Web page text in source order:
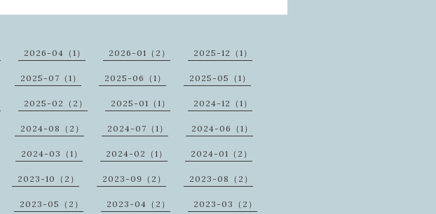
2026-04（1） 2026-01（2） 2025-12（1）
2025-07（1） 2025-06（1） 2025-05（1）
2025-02（2） 2025-01（1） 2024-12（1）
2024-08（2） 2024-07（1） 2024-06（1）
2024-03（1） 2024-02（1） 2024-01（2）
2023-10（2） 2023-09（2） 2023-08（2）
2023-05（2） 2023-04（2） 2023-03（2）